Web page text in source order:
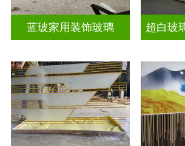
蓝玻家用装饰玻璃 超白玻